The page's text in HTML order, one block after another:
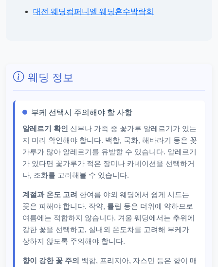
대전 웨딩컴퍼니엘 웨딩혼수박람회
웨딩 정보
부케 선택시 주의해야 할 사항
알레르기 확인 신부나 가족 중 꽃가루 알레르기가 있는
지 미리 확인해야 합니다. 백합, 국화, 해바라기 등은 꽃
가루가 많아 알레르기를 유발할 수 있습니다. 알레르기
가 있다면 꽃가루가 적은 장미나 카네이션을 선택하거
나, 조화를 고려해볼 수 있습니다.
계절과 온도 고려 한여름 야외 웨딩에서 쉽게 시드는
꽃은 피해야 합니다. 작약, 튤립 등은 더위에 약하므로
여름에는 적합하지 않습니다. 겨울 웨딩에서는 추위에
강한 꽃을 선택하고, 실내외 온도차를 고려해 부케가
상하지 않도록 주의해야 합니다.
향이 강한 꽃 주의 백합, 프리지아, 자스민 등은 향이 매